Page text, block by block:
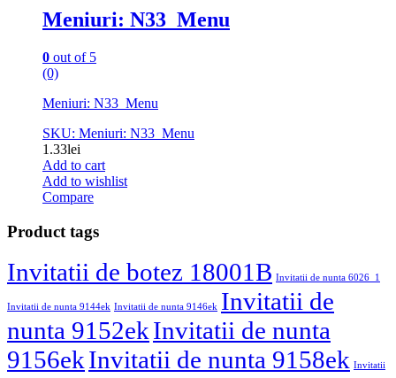
Meniuri: N33_Menu
0 out of 5
(0)
Meniuri: N33_Menu
SKU: Meniuri: N33_Menu
1.33lei
Add to cart
Add to wishlist
Compare
Product tags
Invitatii de botez 18001B Invitatii de nunta 6026_1
Invitatii de nunta 9144ek Invitatii de nunta 9146ek Invitatii de
nunta 9152ekInvitatii de nunta
9156ekInvitatii de nunta 9158ek Invitatii